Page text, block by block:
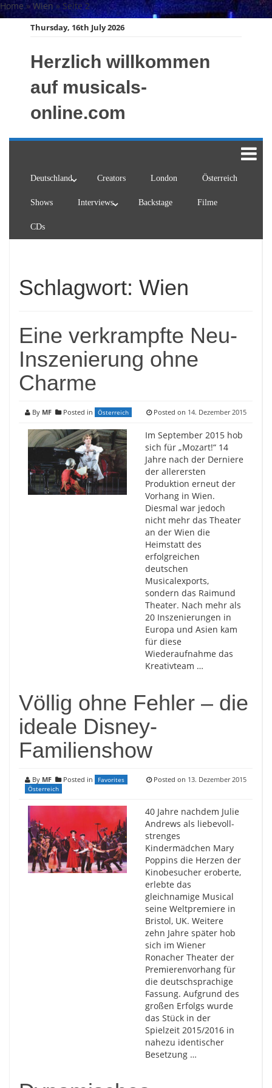
Skip
to
Home» Wien »Seite 2
Thursday, 16th July 2026
Herzlich willkommen
auf musicals-
online.com
Deutschland Creators London Österreich
Shows Interviews Backstage Filme
CDs
Schlagwort: Wien
Eine verkrampfte Neu-
Inszenierung ohne
Charme
By MF Posted in Österreich Posted on 14. Dezember 2015
Im September 2015 hob
sich für „Mozart!“ 14
Jahre nach der Derniere
der allerersten
Produktion erneut der
Vorhang in Wien.
Diesmal war jedoch
nicht mehr das Theater
an der Wien die
Heimstatt des
erfolgreichen
deutschen
Musicalexports,
sondern das Raimund
Theater. Nach mehr als
20 Inszenierungen in
Europa und Asien kam
für diese
Wiederaufnahme das
Kreativteam …
Völlig ohne Fehler – die
ideale Disney-
Familienshow
By MF Posted in
Favorites
Österreich
Posted on 13. Dezember 2015
40 Jahre nachdem Julie
Andrews als liebevoll-
strenges
Kindermädchen Mary
Poppins die Herzen der
Kinobesucher eroberte,
erlebte das
gleichnamige Musical
seine Weltpremiere in
Bristol, UK. Weitere
zehn Jahre später hob
sich im Wiener
Ronacher Theater der
Premierenvorhang für
die deutschsprachige
Fassung. Aufgrund des
großen Erfolgs wurde
das Stück in der
Spielzeit 2015/2016 in
nahezu identischer
Besetzung …